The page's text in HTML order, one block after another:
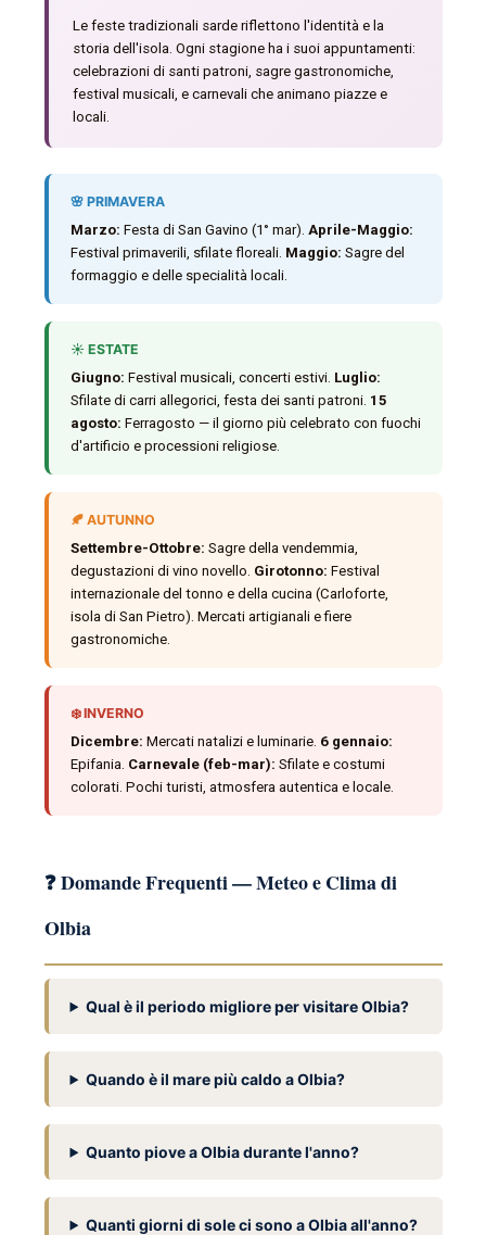
Le feste tradizionali sarde riflettono l'identità e la
storia dell'isola. Ogni stagione ha i suoi appuntamenti:
celebrazioni di santi patroni, sagre gastronomiche,
festival musicali, e carnevali che animano piazze e
locali.
🌸 PRIMAVERA
Marzo: Festa di San Gavino (1° mar). Aprile-Maggio:
Festival primaverili, sfilate floreali. Maggio: Sagre del
formaggio e delle specialità locali.
☀️ ESTATE
Giugno: Festival musicali, concerti estivi. Luglio:
Sfilate di carri allegorici, festa dei santi patroni. 15
agosto: Ferragosto — il giorno più celebrato con fuochi
d'artificio e processioni religiose.
🍂 AUTUNNO
Settembre-Ottobre: Sagre della vendemmia,
degustazioni di vino novello. Girotonno: Festival
internazionale del tonno e della cucina (Carloforte,
isola di San Pietro). Mercati artigianali e fiere
gastronomiche.
❄️ INVERNO
Dicembre: Mercati natalizi e luminarie. 6 gennaio:
Epifania. Carnevale (feb-mar): Sfilate e costumi
colorati. Pochi turisti, atmosfera autentica e locale.
❓ Domande Frequenti — Meteo e Clima di
Olbia
Qual è il periodo migliore per visitare Olbia?
Quando è il mare più caldo a Olbia?
Quanto piove a Olbia durante l'anno?
Quanti giorni di sole ci sono a Olbia all'anno?